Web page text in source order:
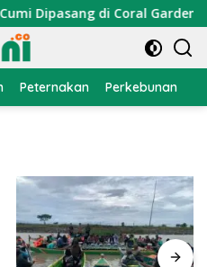
di Coral Garden
Peternakan Perkebunan